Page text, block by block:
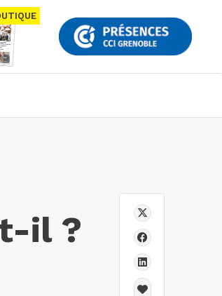
il ?